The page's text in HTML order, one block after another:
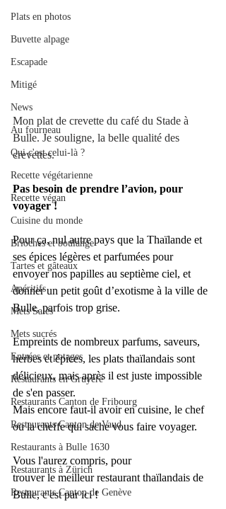
Plats en photos
Buvette alpage
Escapade
Mitigé
News
Au fourneau
Qui c'est celui-là ?
Recette végétarienne
Recette végan
Cuisine du monde
Brioches et boulange
Tartes et gâteaux
Apéritifs
Mets Salés
Mets sucrés
Entrées et potages
Restaurants en Gruyère
Restaurants Canton de Fribourg
Restaurants Canton de Vaud
Restaurants à Bulle 1630
Restaurants à Zürich
Restaurants Canton de Genève
Mon plat de crevette du café du Stade à
Bulle. Je souligne, la belle qualité des
crevettes.
Pas besoin de prendre l’avion, pour
voyager !
Pour ça, nul autre pays que la Thaïlande et
ses épices légères et parfumées pour
envoyer nos papilles au septième ciel, et
donner un petit goût d’exotisme à la ville de
Bulle, parfois trop grise.
Empreints de nombreux parfums, saveurs,
herbes et épices, les plats thaïlandais sont
délicieux, mais après il est juste impossible
de s'en passer.
Mais encore faut-il avoir en cuisine, le chef
ou la cheffe qui sache vous faire voyager.
Vous l'aurez compris, pour
trouver le meilleur restaurant thaïlandais de
Bulle, c'est par ici !